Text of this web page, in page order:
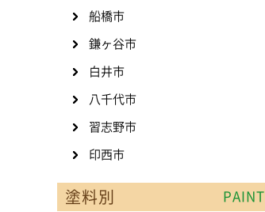
船橋市
鎌ヶ谷市
白井市
八千代市
習志野市
印西市
塗料別 PAINT